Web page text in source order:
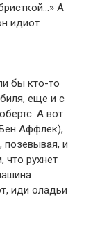
А
идиот
бы кто-то
еще и с
А вот
Аффлек),
позевывая, и
что рухнет
иди оладьи